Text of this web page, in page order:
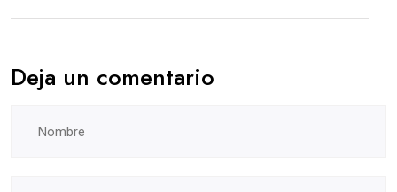
Deja un comentario